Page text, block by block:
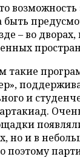
возможность
– во
такие
и
но и в
поэтому